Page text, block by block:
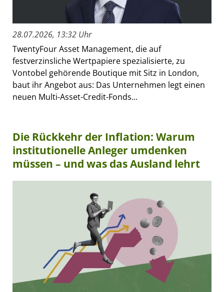
28.07.2026, 13:32 Uhr
TwentyFour Asset Management, die auf
festverzinsliche Wertpapiere spezialisierte, zu
Vontobel gehörende Boutique mit Sitz in London,
baut ihr Angebot aus: Das Unternehmen legt einen
neuen Multi-Asset-Credit-Fonds...
Die Rückkehr der Inflation: Warum
institutionelle Anleger umdenken
müssen – und was das Ausland lehrt